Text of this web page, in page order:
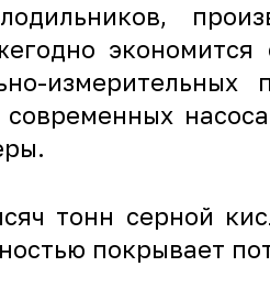
измерительных
тонн серной
покрывает